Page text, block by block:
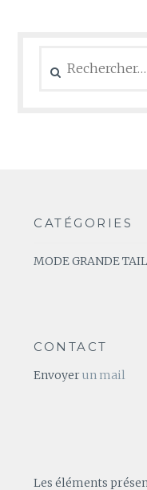
CATÉGORIES
MODE GRANDE
CONTACT
Envoyerun mail
Les éléments